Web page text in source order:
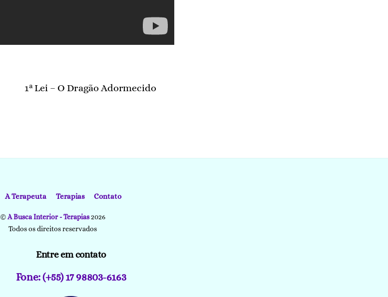
1ª Lei – O Dragão Adormecido
A Terapeuta Terapias Contato
©A Busca Interior - Terapias2026
Todos os direitos reservados
Entre em contato
Fone: (+55) 17 98803-6163